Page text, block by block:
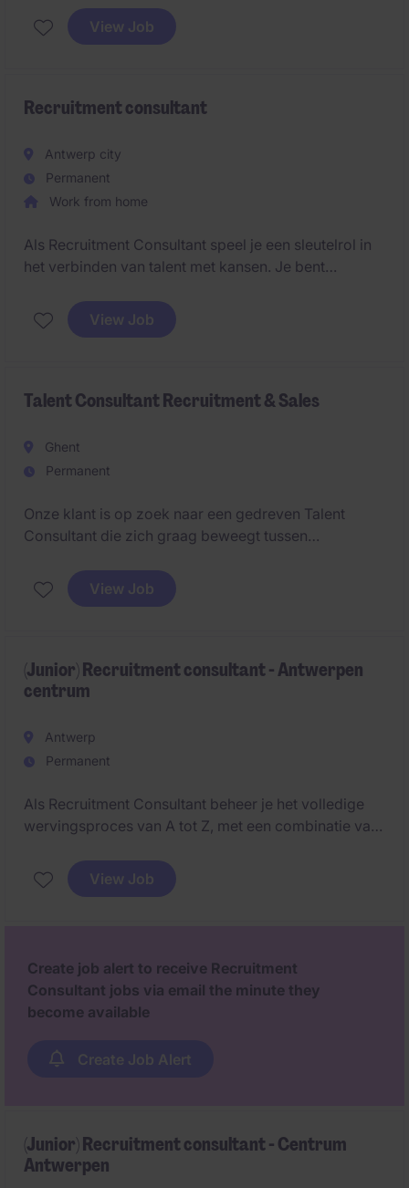
View Job
Recruitment consultant
Antwerp city
Permanent
Work from home
Als Recruitment Consultant speel je een sleutelrol in
het verbinden van talent met kansen. Je bent
kandidaten als de juiste bedrijven die op zoek zijn
naar ondersteuning bij hun wervingsbehoeften.
View Job
Talent Consultant Recruitment & Sales
Ghent
Permanent
Onze klant is op zoek naar een gedreven Talent
Consultant die zich graag beweegt tussen
je duurzame relaties uit, begeleid je kandidaten in
hun carrière en ondersteun je bedrijven bij het vinden
View Job
(Junior) Recruitment consultant - Antwerpen
centrum
Antwerp
Permanent
Als Recruitment Consultant beheer je het volledige
wervingsproces van A tot Z, met een combinatie van
van klantrelaties, het vinden van kandidaten en het
leveren van hoogwaardige wervingsoplossingen.
View Job
Create job alert to receive Recruitment
Consultant jobs via email the minute they
become available
Create Job Alert
(Junior) Recruitment consultant - Centrum
Antwerpen